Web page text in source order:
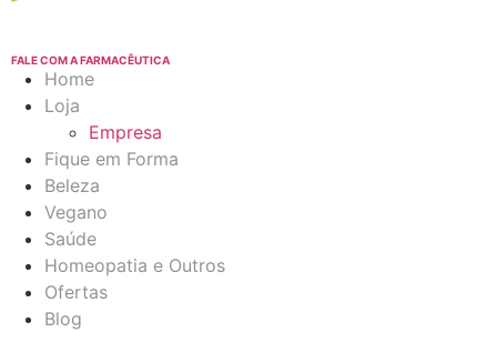
FALE COM A FARMACÊUTICA
Home
Loja
Empresa
Fique em Forma
Beleza
Vegano
Saúde
Homeopatia e Outros
Ofertas
Blog